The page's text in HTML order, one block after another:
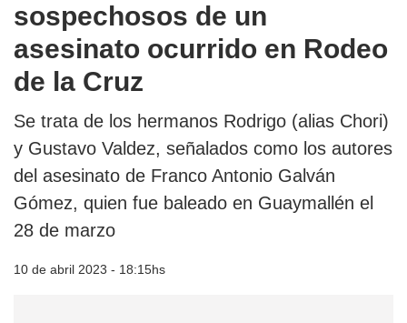
sospechosos de un
asesinato ocurrido en Rodeo
de la Cruz
Se trata de los hermanos Rodrigo (alias Chori)
y Gustavo Valdez, señalados como los autores
del asesinato de Franco Antonio Galván
Gómez, quien fue baleado en Guaymallén el
28 de marzo
10 de abril 2023 - 18:15hs